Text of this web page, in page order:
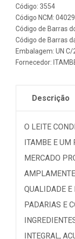
Código: 3554
Código NCM:
Código de Barras
Código de Barras
Embalagem: UN C/
Fornecedor:
Descrição
O LEITE
ITAMBE E UM
MERCADO
QUALIDADE E
PADARIAS E
INTEGRAL,